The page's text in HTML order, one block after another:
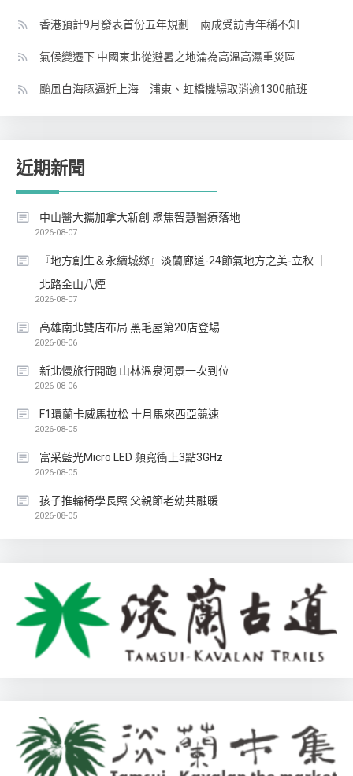
香港預計9月發表首份五年規劃 兩成受訪青年稱不知
氣候變遷下 中國東北從避暑之地淪為高溫高濕重災區
颱風白海豚逼近上海 浦東、虹橋機場取消逾1300航班
近期新聞
中山醫大攜加拿大新創 聚焦智慧醫療落地
2026-08-07
『地方創生＆永續城鄉』淡蘭廊道-24節氣地方之美-立秋 ｜
北路金山八煙
2026-08-07
高雄南北雙店布局 黑毛屋第20店登場
2026-08-06
新北慢旅行開跑 山林溫泉河景一次到位
2026-08-06
F1環蘭卡威馬拉松 十月馬來西亞競速
2026-08-05
富采藍光Micro LED 頻寬衝上3點3GHz
2026-08-05
孩子推輪椅學長照 父親節老幼共融暖
2026-08-05